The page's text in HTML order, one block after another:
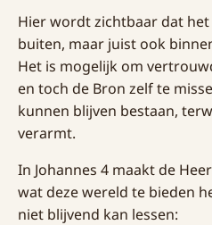
Hier wordt zichtbaar dat
buiten, maar juist ook
Het is mogelijk om
en toch de Bron zelf te
kunnen blijven bestaan,
verarmt.
In Johannes 4 maakt de
wat deze wereld te bieden
niet blijvend kan lessen: